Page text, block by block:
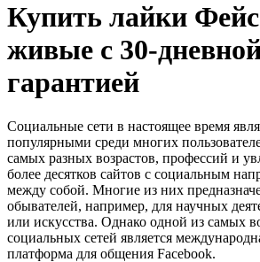
Купить лайки
живые с 30-
гарантией
Социальные сети в настоящее время
популярными среди многих
самых разных возрастов, профессий и
более десятков сайтов с социальным
между собой. Многие из них
обывателей, например, для научных
или искусства. Однако одной из самых
социальных сетей является
платформа для общения Facebook.